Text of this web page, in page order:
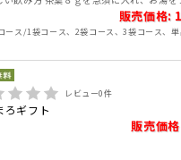
販売価格:
ース/1袋コース、2袋コース、3袋コース、単
レビュー0件
ろギフト
販売価